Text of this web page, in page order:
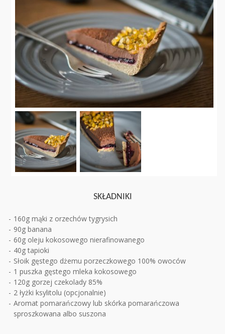
SKŁADNIKI
160g mąki z orzechów tygrysich
90g banana
60g oleju kokosowego nierafinowanego
40g tapioki
Słoik gęstego dżemu porzeczkowego 100% owoców
1 puszka gęstego mleka kokosowego
120g gorzej czekolady 85%
2 łyżki ksylitolu (opcjonalnie)
Aromat pomarańczowy lub skórka pomarańczowa
sproszkowana albo suszona